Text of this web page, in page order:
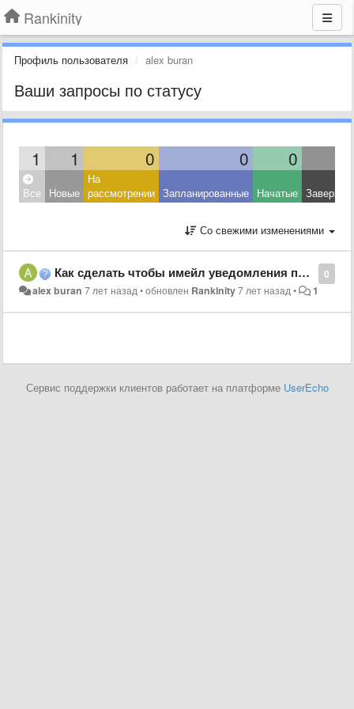
Rankinity
Профиль пользователя alex buran
Ваши запросы по статусу
1 1 0 0 0
Все Новые
На
рассмотрении Запланированные Начатые
Со свежими изменениями
0
Как сделать чтобы имейл уведомления приходили каждый день, а не только раз в неделю?
alex buran 7 лет назад•обновлен Rankinity7 лет назад• 1
Сервис поддержки клиентов работает на платформе UserEcho